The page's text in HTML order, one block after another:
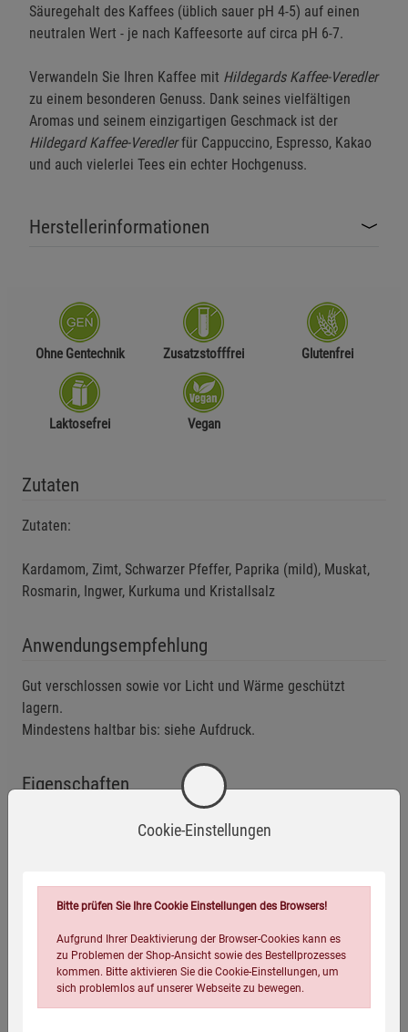
Säuregehalt des Kaffees (üblich sauer pH 4-5) auf einen
neutralen Wert - je nach Kaffeesorte auf circa pH 6-7.
Verwandeln Sie Ihren Kaffee mit Hildegards Kaffee-Veredler
zu einem besonderen Genuss. Dank seines vielfältigen
Aromas und seinem einzigartigen Geschmack ist der
Hildegard Kaffee-Veredlerfür Cappuccino, Espresso, Kakao
und auch vielerlei Tees ein echter Hochgenuss.
Herstellerinformationen
Ohne Gentechnik Zusatzstofffrei Glutenfrei
Laktosefrei Vegan
Zutaten
Zutaten:
Kardamom, Zimt, Schwarzer Pfeffer, Paprika (mild), Muskat,
Rosmarin, Ingwer, Kurkuma und Kristallsalz
Anwendungsempfehlung
Gut verschlossen sowie vor Licht und Wärme geschützt
lagern.
Mindestens haltbar bis: siehe Aufdruck.
Eigenschaften
Verpackungsgewicht:
72 Gramm
Verpackungsmaße (LxBxH):
7 4,5
Wird oft zusammen bestellt:
Cookie-Einstellungen
Bitte prüfen Sie Ihre Cookie Einstellungen des Browsers!
Aufgrund Ihrer Deaktivierung der Browser-Cookies kann es
zu Problemen der Shop-Ansicht sowie des Bestellprozesses
kommen. Bitte aktivieren Sie die Cookie-Einstellungen, um
sich problemlos auf unserer Webseite zu bewegen.